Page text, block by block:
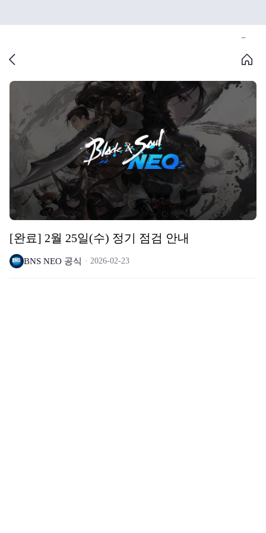
[완료] 2월 25일(수) 정기 점검 안내
BNS NEO 공식 2026-02-23